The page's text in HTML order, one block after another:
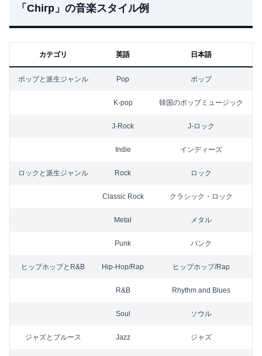
「Chirp」の音楽スタイル例
カテゴリ 英語 日本語
ポップと派生ジャンル Pop ポップ
K-pop 韓国のポップミュージック
J-Rock J-ロック
Indie インディーズ
ロックと派生ジャンル Rock ロック
Classic Rock クラシック・ロック
Metal メタル
Punk パンク
ヒップホップとR&B Hip-Hop/Rap ヒップホップ/Rap
R&B Rhythm and Blues
Soul ソウル
ジャズとブルース Jazz ジャズ